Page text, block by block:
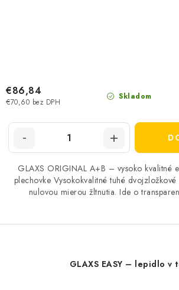
Skladom
€70,60 bez DPH
€86,84
GLAXS ORIGINAL A+B – vysoko kvalitné
plechovke Vysokokvalitné tuhé
nulovou mierou žltnutia. Ide o
GLAXS EASY – lepidlo v